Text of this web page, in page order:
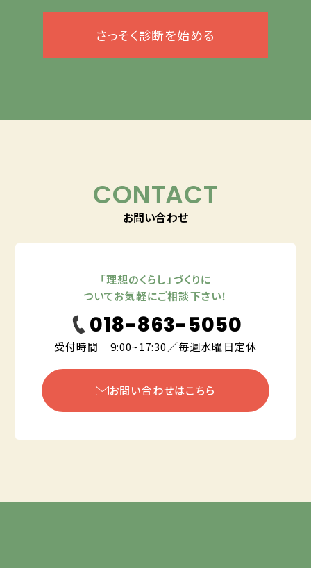
さっそく診断を始める
CONTACT
お問い合わせ
「理想のくらし」づくりに
ついてお気軽にご相談下さい！
018-863-5050
受付時間 9:00~17:30／毎週水曜日定休
お問い合わせはこちら